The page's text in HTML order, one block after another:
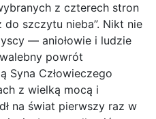
z czterech stron
szczytu nieba”. Nikt nie
— aniołowie i ludzie
powrót
Syna Człowieczego
z wielką mocą i
na świat pierwszy raz w